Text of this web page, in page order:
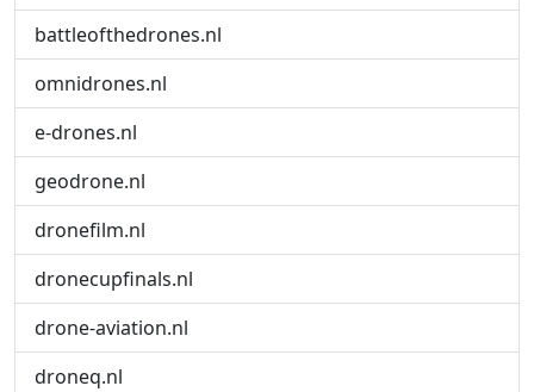
battleofthedrones.nl
omnidrones.nl
e-drones.nl
geodrone.nl
dronefilm.nl
dronecupfinals.nl
drone-aviation.nl
droneq.nl